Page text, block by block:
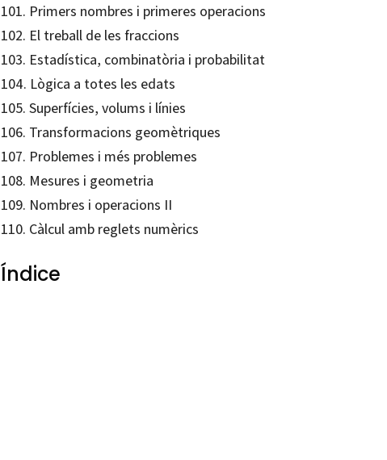
101. Primers nombres i primeres operacions
102. El treball de les fraccions
103. Estadística, combinatòria i probabilitat
104. Lògica a totes les edats
105. Superfícies, volums i línies
106. Transformacions geomètriques
107. Problemes i més problemes
108. Mesures i geometria
109. Nombres i operacions II
110. Càlcul amb reglets numèrics
Índice